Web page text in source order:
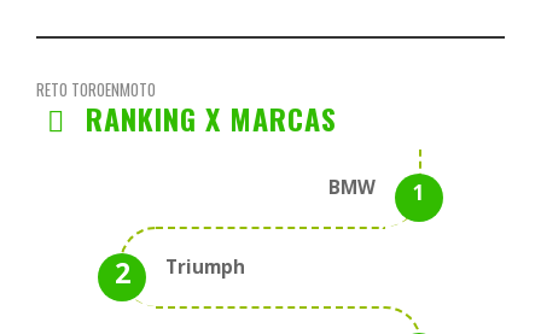
RETO TOROENMOTO
RANKING X MARCAS
BMW
Triumph